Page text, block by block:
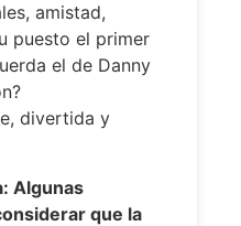
amistad,
puesto el primer
el de Danny
divertida y
Algunas
que la